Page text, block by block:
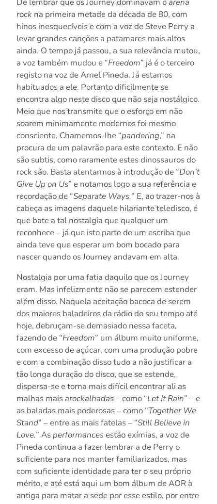
rock na primeira metade da década de 80, com
hinos inesquecíveis e com a voz de Steve Perry a
levar grandes canções a patamares mais altos
ainda. O tempo já passou, a sua relevância mutou,
a voz também mudou e “Freedom” já é o terceiro
registo na voz de Arnel Pineda. Já estamos
habituados a ele. Portanto dificilmente se
encontra algo neste disco que não seja nostálgico.
Meio que nos transmite que o esforço em não
soarem minimamente modernos foi mesmo
consciente. Chamemos-lhe “pandering,” na
procura de um palavrão para este contexto. E não
são subtis, como raramente estes dinossauros do
rock são. Basta atentarmos à introdução de “Don’t
Give Up on Us” e notamos logo a sua referência e
recordação de “Separate Ways.” E, ao trazer-nos à
cabeça as imagens daquele hilariante teledisco, é
que bate a tal nostalgia que qualquer um
reconhece – já que isto parte de um escriba que
ainda teve que esperar um bom bocado para
nascer quando os Journey andavam em alta.
Nostalgia por uma fatia daquilo que os Journey
eram. Mas infelizmente não se parecem estender
além disso. Naquela aceitação bacoca de serem
dos maiores baladeiros da rádio do seu tempo até
hoje, debruçam-se demasiado nessa faceta,
fazendo de “Freedom” um álbum muito uniforme,
com excesso de açúcar, com uma produção pobre
e com a combinação disso tudo a não justificar a
tão longa duração do disco, que se estende,
dispersa-se e torna mais difícil encontrar ali as
malhas maisarockalhadas– como “Let It Rain” – e
as baladas mais poderosas – como “Together We
Stand” – entre as mais fatelas – “Still Believe in
Love.” Asperformancesestão exímias, a voz de
Pineda continua a fazer lembrar a de Perry o
suficiente para nos manter familiarizados, mas
com suficiente identidade para ter o seu próprio
mérito, e até está aqui um bom álbum de AOR à
antiga para matar a sede por esse estilo, por entre